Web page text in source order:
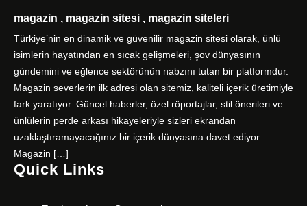
magazin , magazin sitesi , magazin siteleri
Türkiye’nin en dinamik ve güvenilir magazin sitesi olarak, ünlü
isimlerin hayatından en sıcak gelişmeleri, şov dünyasının
gündemini ve eğlence sektörünün nabzını tutan bir platformdur.
Magazin severlerin ilk adresi olan sitemiz, kaliteli içerik üretimiyle
fark yaratıyor. Güncel haberler, özel röportajlar, stil önerileri ve
ünlülerin perde arkası hikayeleriyle sizleri ekrandan
uzaklaştıramayacağınız bir içerik dünyasına davet ediyor.
Magazin […]
Quick Links